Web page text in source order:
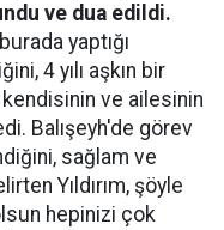
ve dua edildi.
burada yaptığı
4 yılı aşkın bir
kendisinin ve ailesinin
Balışeyh'de görev
sağlam ve
Yıldırım, şöyle
hepinizi çok